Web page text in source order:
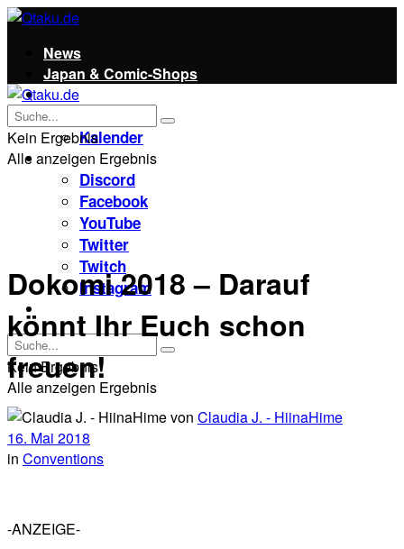
News
Japan & Comic-Shops
Qtaku
Kalender
Social
Discord
Facebook
YouTube
Twitter
Twitch
Instagram
Kein Ergebnis
Alle anzeigen Ergebnis
Kein Ergebnis
Alle anzeigen Ergebnis
Dokomi 2018 – Darauf
könnt Ihr Euch schon
freuen!
von Claudia J. - HiinaHime
16. Mai 2018
in Conventions
-ANZEIGE-